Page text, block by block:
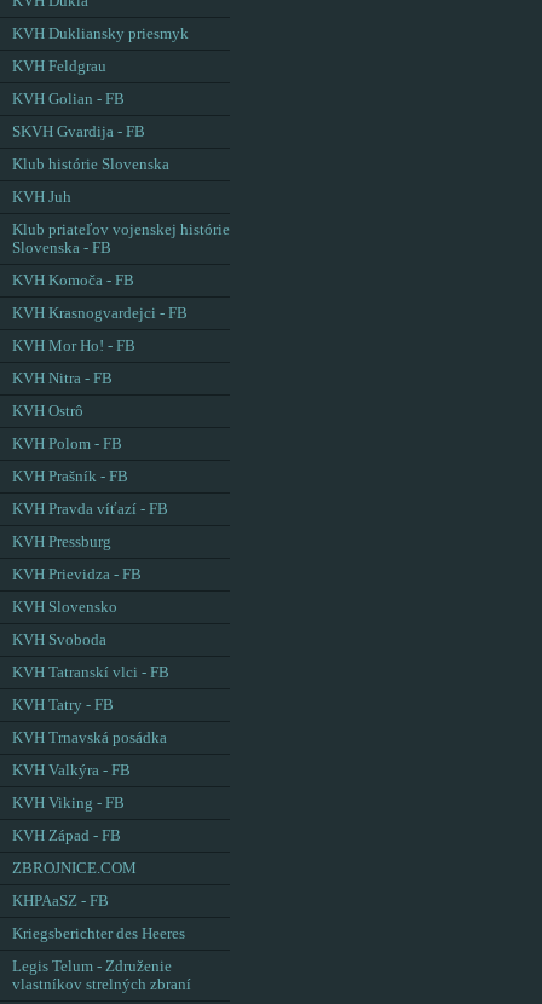
KVH Dukliansky priesmyk
KVH Feldgrau
KVH Golian - FB
SKVH Gvardija - FB
Klub histórie Slovenska
KVH Juh
Klub priateľov vojenskej histórie
Slovenska - FB
KVH Komoča - FB
KVH Krasnogvardejci - FB
KVH Mor Ho! - FB
KVH Nitra - FB
KVH Ostrô
KVH Polom - FB
KVH Prašník - FB
KVH Pravda víťazí - FB
KVH Pressburg
KVH Prievidza - FB
KVH Slovensko
KVH Svoboda
KVH Tatranskí vlci - FB
KVH Tatry - FB
KVH Trnavská posádka
KVH Valkýra - FB
KVH Viking - FB
KVH Západ - FB
ZBROJNICE.COM
KHPAaSZ - FB
Kriegsberichter des Heeres
Legis Telum - Združenie
vlastníkov strelných zbraní